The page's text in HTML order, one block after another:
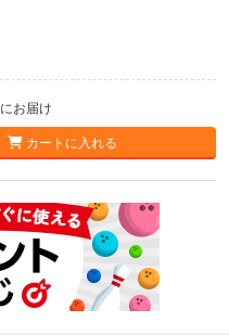
にお届け
カートに入れる